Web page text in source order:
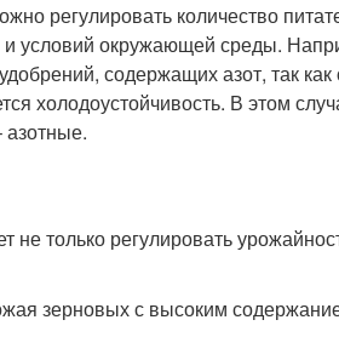
регулировать количество
условий окружающей среды.
содержащих азот, так
холодоустойчивость. В этом
не только регулировать
зерновых с высоким